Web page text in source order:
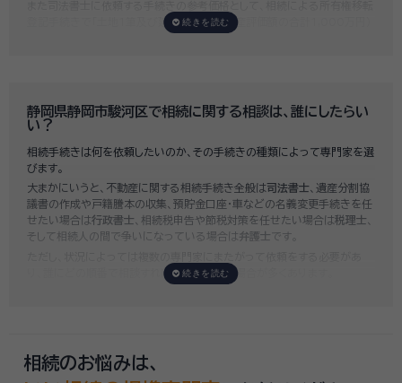
登記手続きで「土地1筆及び建物1棟（固定資産評価額の合計1,000万円）
せると100万円近くかそれ以上費用がかかってしまう場合もあるなど、非
常に高額になります。
もりをお出ししております。予算に合わせてご自身で対応できないものの
み依頼することも可能ですので、まずはお気軽にご相談ください。
静岡県静岡市駿河区で相続に関する相談は、誰にしたらい
い？
相続手続きは何を依頼したいのか、その手続きの種類によって専門家を選
びます。
大まかにいうと、不動産に関する相続手続き全般は司法書士 、遺産分割協
議書の作成や戸籍謄本の収集、預貯金口座・車などの名義変更手続きを任
せたい場合は行政書士 、相続税申告や節税対策を任せたい場合は税理士
そして相続人の間で争いになっている場合は弁護士 です。
り、誰にどの順番で相談すればいいのか迷う場合が多くあります。
相続のお悩みは、